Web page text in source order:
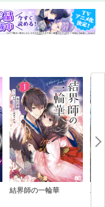
結界師の一輪華
バ